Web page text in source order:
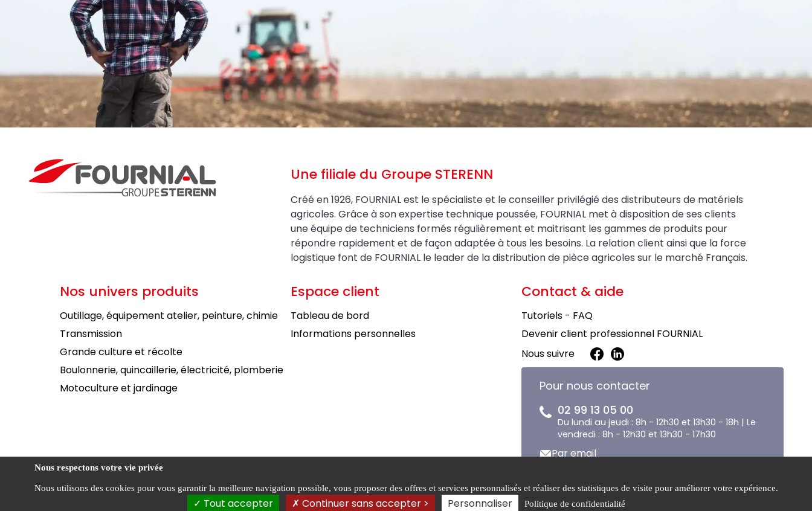
Une filiale du Groupe STERENN
Créé en 1926, FOURNIAL est le spécialiste et le conseiller privilégié des distributeurs de matériels
agricoles. Grâce à son expertise technique poussée, FOURNIAL met à disposition de ses clients
une équipe de techniciens formés régulièrement et maitrisant les gammes de produits pour
répondre rapidement et de façon adaptée à tous les besoins. La relation client ainsi que la force
logistique font de FOURNIAL le leader de la distribution de pièce agricoles sur le marché Français.
Nos univers produits
Outillage, équipement atelier, peinture, chimie
Transmission
Grande culture et récolte
Boulonnerie, quincaillerie, électricité, plomberie
Motoculture et jardinage
Espace client
Tableau de bord
Informations personnelles
Contact & aide
Tutoriels - FAQ
Devenir client professionnel FOURNIAL
Nous suivre
Pour nous contacter
02 99 13 05 00
Du lundi au jeudi : 8h - 12h30 et 13h30 - 18h | Le
vendredi : 8h - 12h30 et 13h30 - 17h30
Par email
FOURNIAL ©
Conditions générales de
vente
Mentions
légales
Politique de
confidentialité
Gestion des
Nous respectons votre vie privée
Nous utilisons des cookies pour vous garantir la meilleure navigation possible, vous proposer des offres et services personnalisés et réaliser des statistiques de visite pour améliorer votre expérience.
Tout accepter Continuer sans accepter > Personnaliser Politique de confidentialité